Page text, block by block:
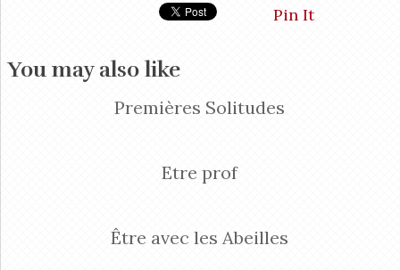
Pin It
You may also like
Premières Solitudes
Etre prof
Être avec les Abeilles